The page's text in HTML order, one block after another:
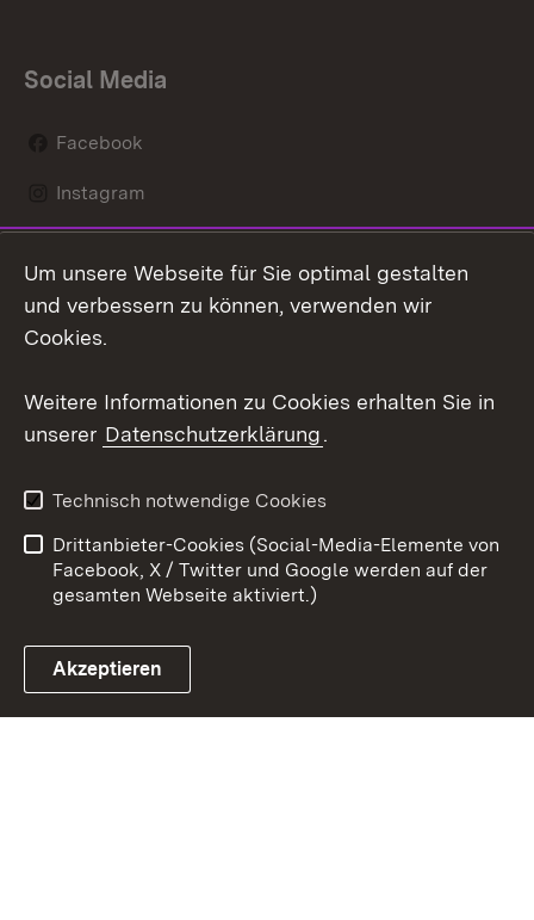
Social Media
Facebook
Instagram
Mastodon
Youtube
Link zum Landesportal
Kontakt
Datenschutz
Barrierefreiheit
Impressum Cookies
Um unsere Webseite für Sie optimal gestalten
und verbessern zu können, verwenden wir
Cookies.
Weitere Informationen zu Cookies erhalten Sie in
unserer Datenschutzerklärung.
Technisch notwendige Cookies
Drittanbieter-Cookies (Social-Media-Elemente von
Facebook, X / Twitter und Google werden auf der
gesamten Webseite aktiviert.)
Akzeptieren